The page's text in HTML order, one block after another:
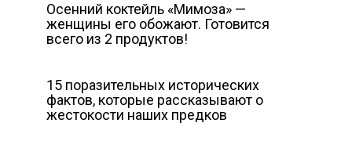
Осенний коктейль «Мимоза» —
женщины его обожают. Готовится
всего из 2 продуктов!
15 поразительных исторических
фактов, которые рассказывают о
жeстокости наших предков